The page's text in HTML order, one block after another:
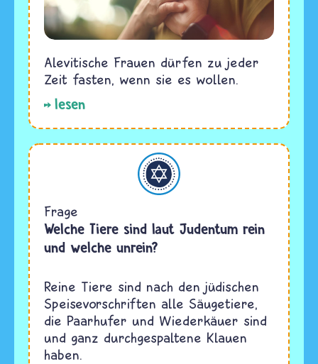
Alevitische Frauen dürfen zu jeder
Zeit fasten, wenn sie es wollen.
lesen
Judentum
Frage
Welche Tiere sind laut Judentum rein
und welche unrein?
Reine Tiere sind nach den jüdischen
Speisevorschriften alle Säugetiere,
die Paarhufer und Wiederkäuer sind
und ganz durchgespaltene Klauen
haben.